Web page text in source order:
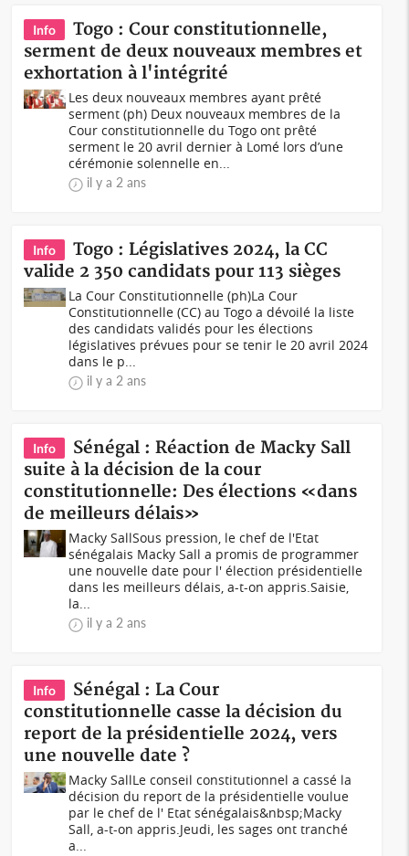
Info
Togo : Cour constitutionnelle,
serment de deux nouveaux membres et
exhortation à l'intégrité
Les deux nouveaux membres ayant prêté
serment (ph) Deux nouveaux membres de la
Cour constitutionnelle du Togo ont prêté
serment le 20 avril dernier à Lomé lors d’une
cérémonie solennelle en...
il y a 2 ans
Info
Togo : Législatives 2024, la CC
valide 2 350 candidats pour 113 sièges
La Cour Constitutionnelle (ph)La Cour
Constitutionnelle (CC) au Togo a dévoilé la liste
des candidats validés pour les élections
législatives prévues pour se tenir le 20 avril 2024
dans le p...
il y a 2 ans
Info
Sénégal : Réaction de Macky Sall
suite à la décision de la cour
constitutionnelle: Des élections «dans
de meilleurs délais»
Macky SallSous pression, le chef de l'Etat
sénégalais Macky Sall a promis de programmer
une nouvelle date pour l' élection présidentielle
dans les meilleurs délais, a-t-on appris.Saisie,
la...
il y a 2 ans
Info
Sénégal : La Cour
constitutionnelle casse la décision du
report de la présidentielle 2024, vers
une nouvelle date ?
Macky SallLe conseil constitutionnel a cassé la
décision du report de la présidentielle voulue
par le chef de l' Etat sénégalais&nbsp;Macky
Sall, a-t-on appris.Jeudi, les sages ont tranché
a...